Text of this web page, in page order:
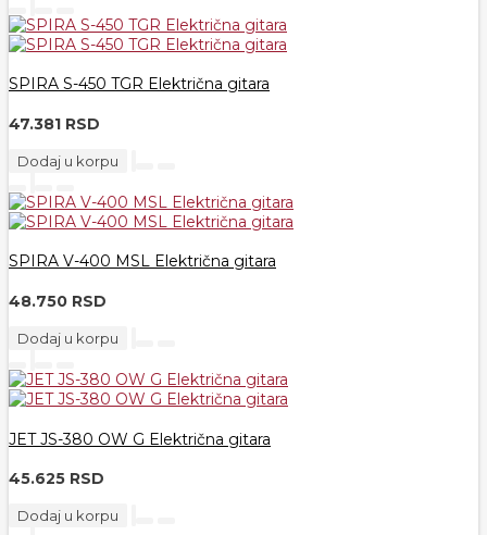
SPIRA S-450 TGR Električna gitara
47.381 RSD
Dodaj u korpu
SPIRA V-400 MSL Električna gitara
48.750 RSD
Dodaj u korpu
JET JS-380 OW G Električna gitara
45.625 RSD
Dodaj u korpu